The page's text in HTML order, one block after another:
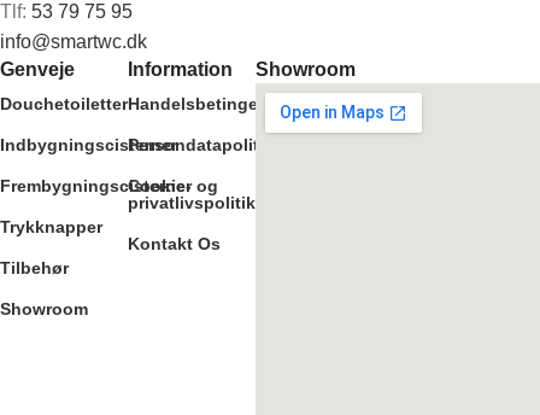
Tlf: 53 79 75 95
info@smartwc.dk
Genveje
Douchetoiletter
Indbygningscisterner
Frembygningscisterner
Trykknapper
Tilbehør
Showroom
Information
Handelsbetingelser
Persondatapolitik
Cookie- og
privatlivspolitik
Kontakt Os
Showroom